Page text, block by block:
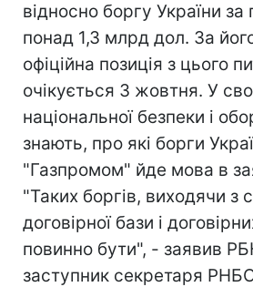
відносно боргу України за
понад 1,3 млрд дол. За
офіційна позиція з цього
очікується 3 жовтня. У
національної безпеки і
знають, про які борги
"Газпромом" йде мова в
"Таких боргів, виходячи з
договірної бази і
повинно бути", - заявив
заступник секретаря